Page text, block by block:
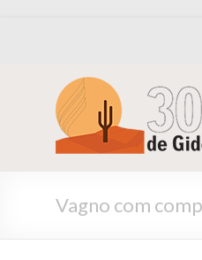
Vagno com